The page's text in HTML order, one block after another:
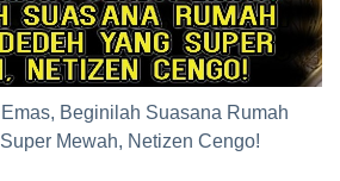
Beginilah Suasana Rumah
Mewah, Netizen Cengo!